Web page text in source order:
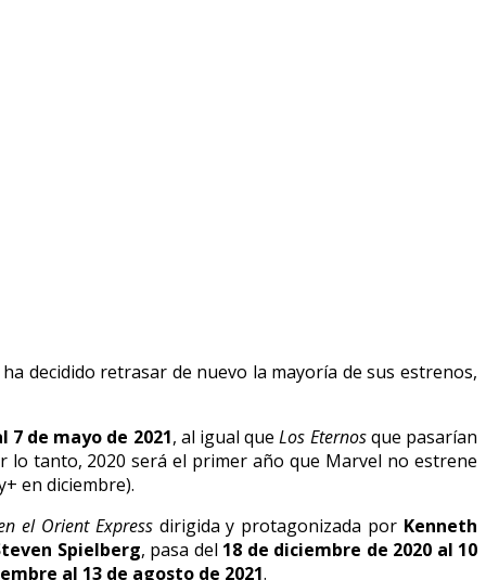
decidido retrasar de nuevo la mayoría de sus estrenos,
7 de mayo de 2021, al igual queLos Eternosque pasarían
lo tanto, 2020 será el primer año que Marvel no estrene
en diciembre).
el Orient Expressdirigida y protagonizada por Kenneth
Spielberg, pasa del 18 de diciembre de 2020 al 10
al 13 de agosto de 2021.